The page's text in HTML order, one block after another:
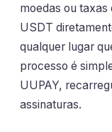
moedas ou
USDT
qualquer lugar
processo é
UUPAY,
assinaturas.